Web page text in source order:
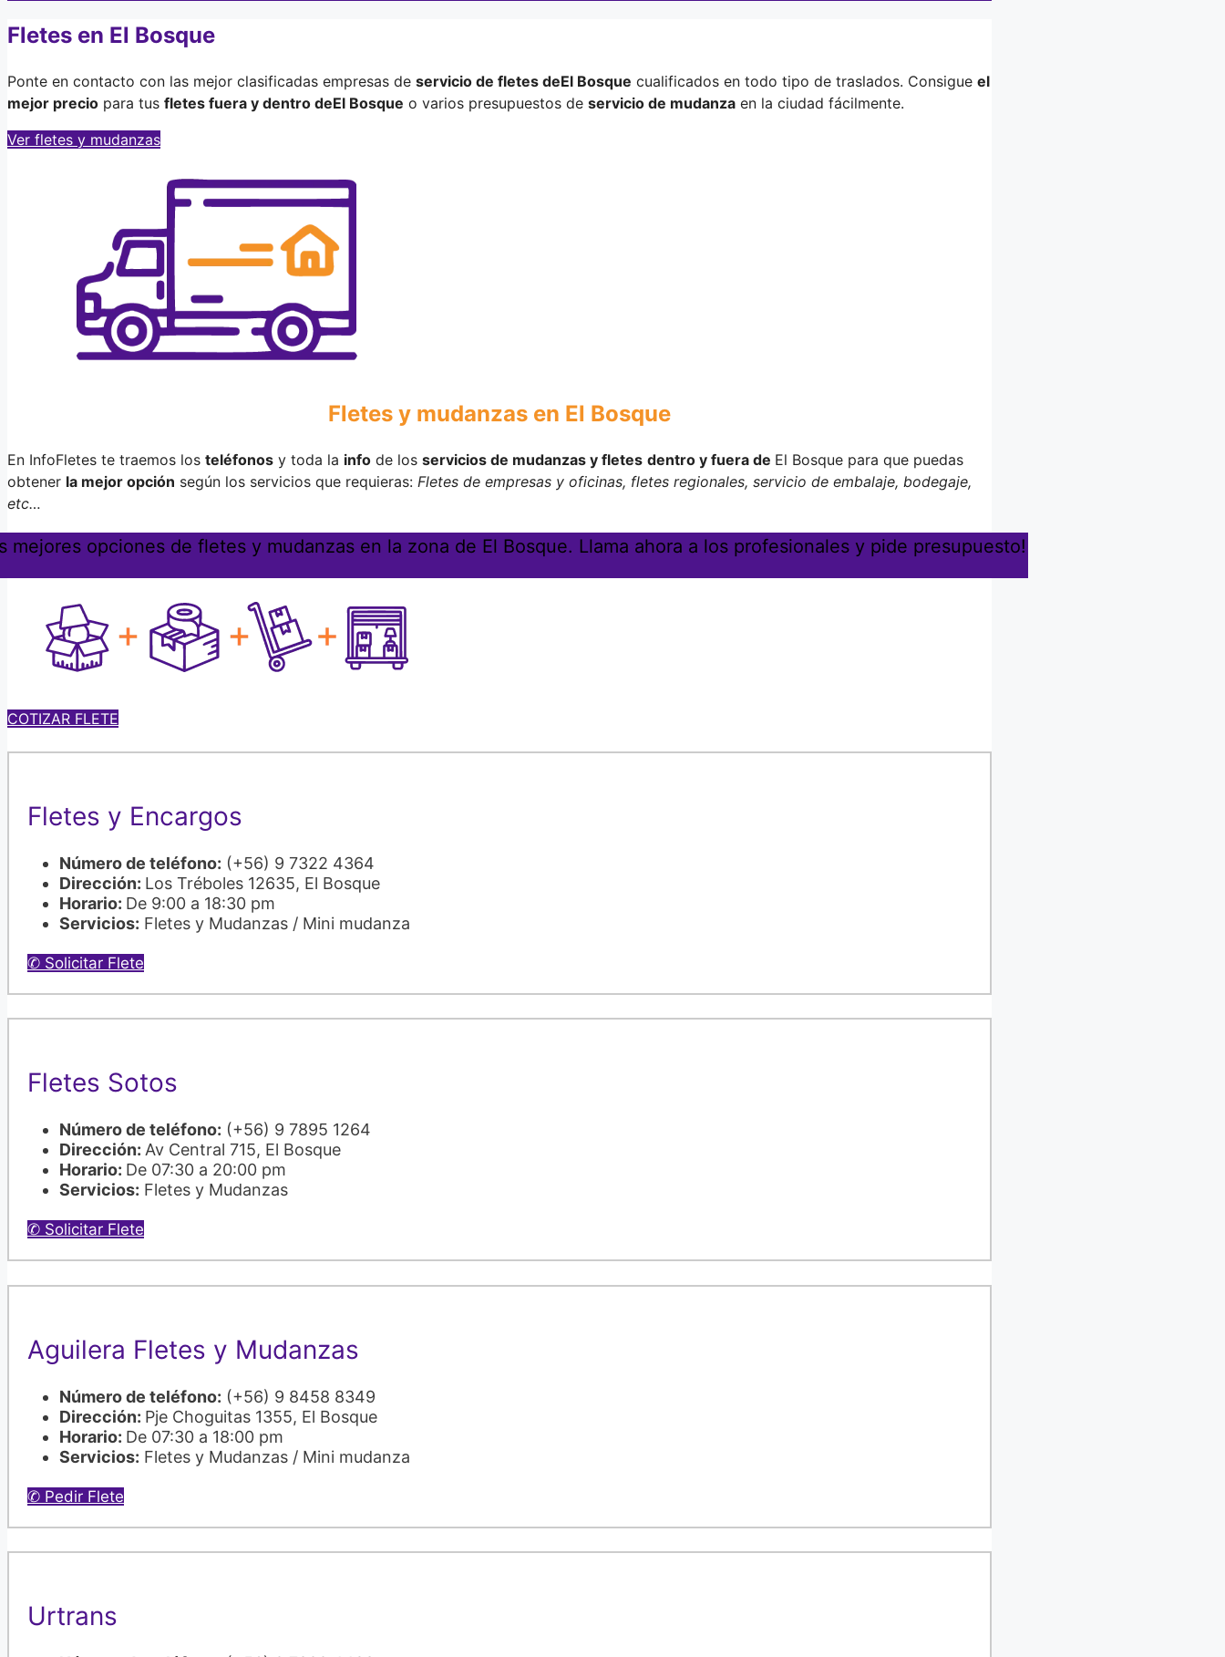
Fletes en El Bosque
Ponte en contacto con las mejor clasificadas empresas de servicio de fletes deEl Bosque cualificados en todo tipo de traslados. Consigue el
mejor precio para tus fletes fuera y dentro deEl Bosque o varios presupuestos de servicio de mudanza en la ciudad fácilmente.
Ver fletes y mudanzas
Fletes y mudanzas en El Bosque
En InfoFletes te traemos los teléfonos y toda la info de los servicios de mudanzas y fletes dentro y fuera de El Bosque para que puedas
obtener la mejor opción según los servicios que requieras: Fletes de empresas y oficinas, fletes regionales, servicio de embalaje, bodegaje,
etc…
mejores opciones de fletes y mudanzas en la zona de El Bosque. Llama ahora a los profesionales y pide presupuesto!
COTIZAR FLETE
Fletes y Encargos
Número de teléfono: (+56) 9 7322 4364
Dirección: Los Tréboles 12635, El Bosque
Horario: De 9:00 a 18:30 pm
Servicios: Fletes y Mudanzas / Mini mudanza
✆ Solicitar Flete
Fletes Sotos
Número de teléfono: (+56) 9 7895 1264
Dirección: Av Central 715, El Bosque
Horario: De 07:30 a 20:00 pm
Servicios: Fletes y Mudanzas
✆ Solicitar Flete
Aguilera Fletes y Mudanzas
Número de teléfono: (+56) 9 8458 8349
Dirección: Pje Choguitas 1355, El Bosque
Horario: De 07:30 a 18:00 pm
Servicios: Fletes y Mudanzas / Mini mudanza
✆ Pedir Flete
Urtrans